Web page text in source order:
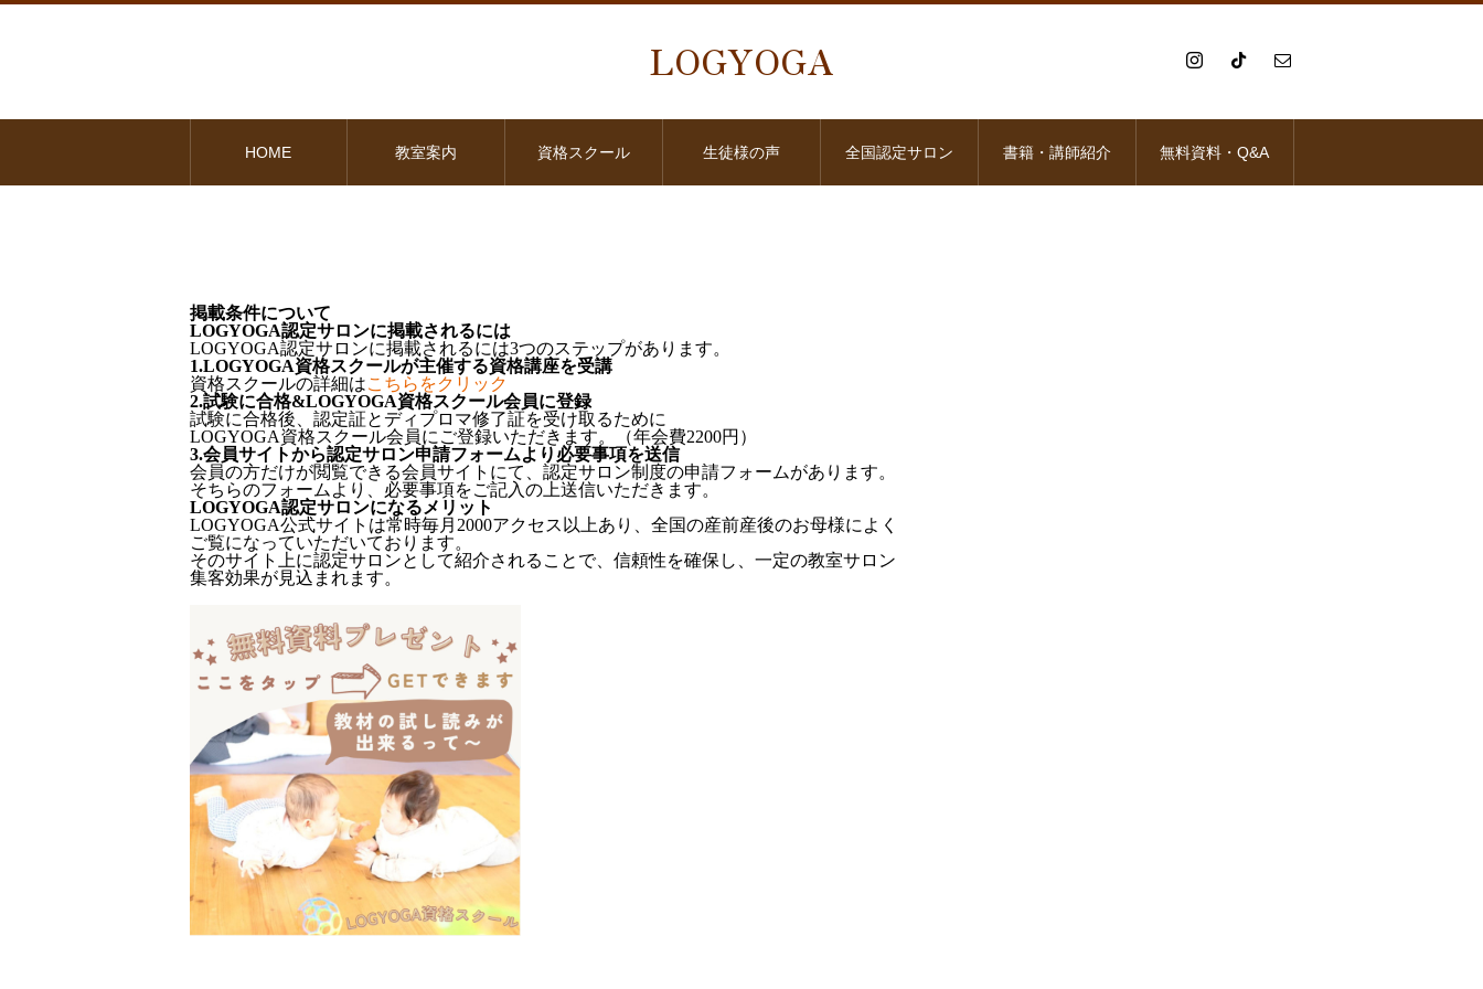
LOGYOGA
HOME 教室案内 資格スクール 生徒様の声 全国認定サロン 書籍・講師紹介 無料資料・Q&A
掲載条件について
LOGYOGA認定サロンに掲載されるには
LOGYOGA認定サロンに掲載されるには3つのステップがあります。
1.LOGYOGA資格スクールが主催する資格講座を受講
資格スクールの詳細はこちらをクリック
2.試験に合格&LOGYOGA資格スクール会員に登録
試験に合格後、認定証とディプロマ修了証を受け取るために
LOGYOGA資格スクール会員にご登録いただきます。（年会費2200円）
3.会員サイトから認定サロン申請フォームより必要事項を送信
会員の方だけが閲覧できる会員サイトにて、認定サロン制度の申請フォームがあります。
そちらのフォームより、必要事項をご記入の上送信いただきます。
LOGYOGA認定サロンになるメリット
LOGYOGA公式サイトは常時毎月2000アクセス以上あり、全国の産前産後のお母様によく
ご覧になっていただいております。
そのサイト上に認定サロンとして紹介されることで、信頼性を確保し、一定の教室サロン
集客効果が見込まれます。